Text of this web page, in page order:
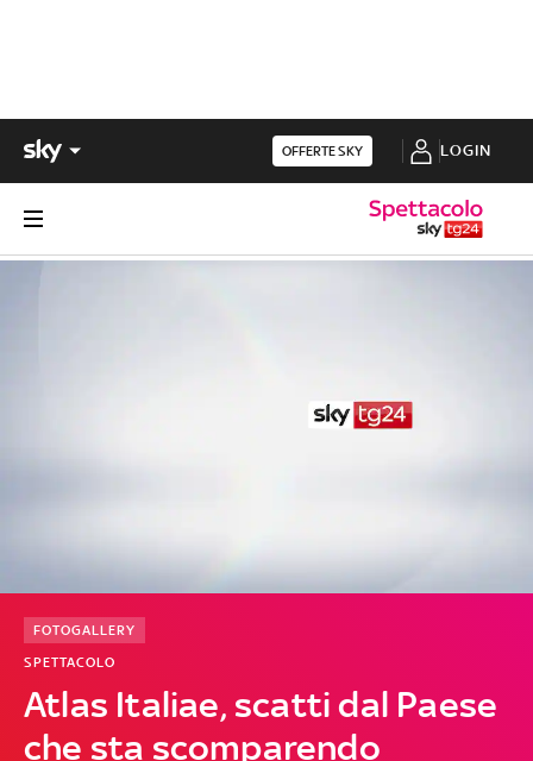
OFFERTE SKY LOGIN
Atlas Italiae, scatti dal Paese
che sta scomparendo
SPETTACOLO
FOTOGALLERY